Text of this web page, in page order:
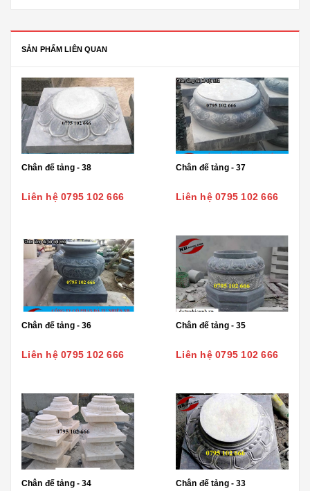
SẢN PHẨM LIÊN QUAN
Chân đế tảng - 38
Liên hệ 0795 102 666
Chân đế tảng - 37
Liên hệ 0795 102 666
Chân đế tảng - 36
Liên hệ 0795 102 666
Chân đế tảng - 35
Liên hệ 0795 102 666
Chân đế tảng - 34 Chân đế tảng - 33